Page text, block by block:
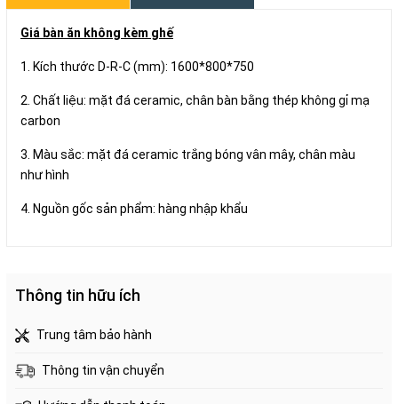
Giá bàn ăn không kèm ghế
1. Kích thước D-R-C (mm): 1600*800*750
2. Chất liệu: mặt đá ceramic, chân bàn bằng thép không gỉ mạ
carbon
3. Màu sắc: mặt đá ceramic trắng bóng vân mây, chân màu
như hình
4. Nguồn gốc sản phẩm: hàng nhập khẩu
Thông tin hữu ích
Trung tâm bảo hành
Thông tin vận chuyển